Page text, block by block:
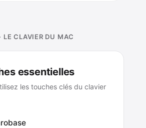
LE CLAVIER DU MAC
essentielles
les touches clés du clavier